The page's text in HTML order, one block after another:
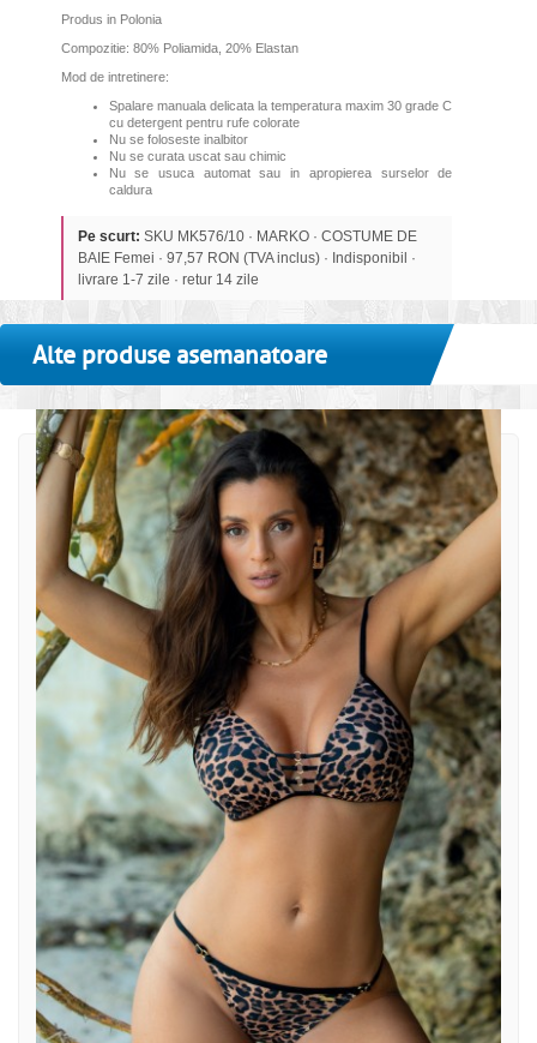
Produs in Polonia
Compozitie: 80% Poliamida, 20% Elastan
Mod de intretinere:
Spalare manuala delicata la temperatura maxim 30 grade C
cu detergent pentru rufe colorate
Nu se foloseste inalbitor
Nu se curata uscat sau chimic
Nu se usuca automat sau in apropierea surselor de
caldura
Pe scurt: SKU MK576/10 · MARKO · COSTUME DE
BAIE Femei · 97,57 RON (TVA inclus) · Indisponibil ·
livrare 1-7 zile · retur 14 zile
Alte produse asemanatoare